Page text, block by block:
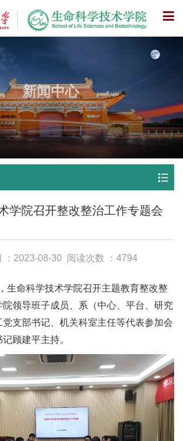
X
新闻中心
学院召开整改整治工作专题会
：2023-08-30 阅读次数 ：4794
生命科学技术学院召开主题教育整改整
领导班子成员、系（中心、平台、研究
党支部书记、机关科室主任等代表参加会
顾建平主持。